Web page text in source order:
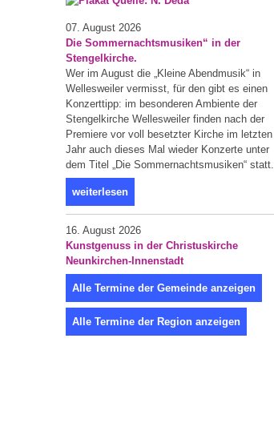
07. August 2026
Die Sommernachtsmusiken“ in der
Stengelkirche.
Wer im August die „Kleine Abendmusik“ in
Wellesweiler vermisst, für den gibt es einen
Konzerttipp: im besonderen Ambiente der
Stengelkirche Wellesweiler finden nach der
Premiere vor voll besetzter Kirche im letzten
Jahr auch dieses Mal wieder Konzerte unter
dem Titel „Die Sommernachtsmusiken“ statt.
weiterlesen
16. August 2026
Kunstgenuss in der Christuskirche
Neunkirchen-Innenstadt
Alle Termine der Gemeinde anzeigen
Alle Termine der Region anzeigen